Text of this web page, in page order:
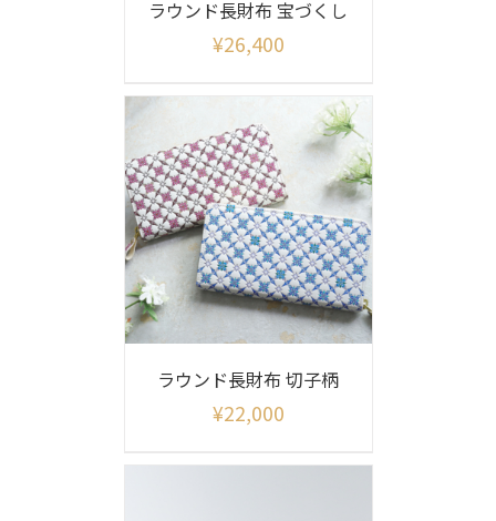
ラウンド長財布 宝づくし
¥26,400
ラウンド長財布 切子柄
¥22,000